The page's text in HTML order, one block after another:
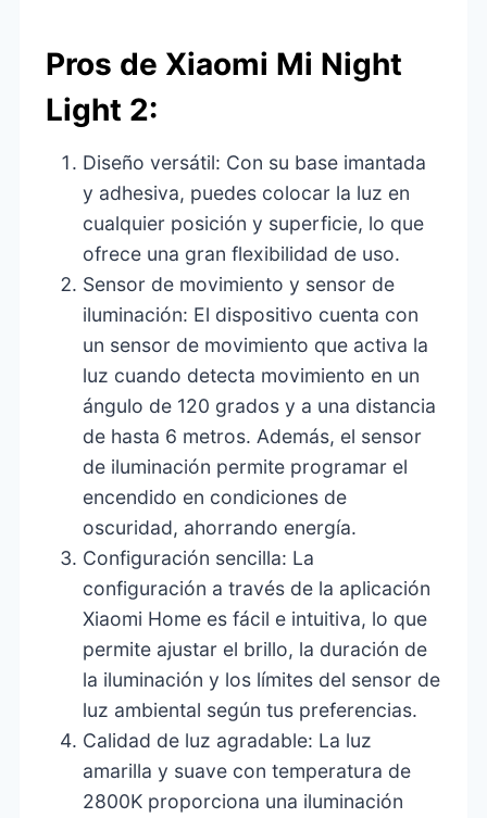
Pros de Xiaomi Mi Night
Light 2:
Diseño versátil: Con su base imantada
y adhesiva, puedes colocar la luz en
cualquier posición y superficie, lo que
ofrece una gran flexibilidad de uso.
Sensor de movimiento y sensor de
iluminación: El dispositivo cuenta con
un sensor de movimiento que activa la
luz cuando detecta movimiento en un
ángulo de 120 grados y a una distancia
de hasta 6 metros. Además, el sensor
de iluminación permite programar el
encendido en condiciones de
oscuridad, ahorrando energía.
Configuración sencilla: La
configuración a través de la aplicación
Xiaomi Home es fácil e intuitiva, lo que
permite ajustar el brillo, la duración de
la iluminación y los límites del sensor de
luz ambiental según tus preferencias.
Calidad de luz agradable: La luz
amarilla y suave con temperatura de
2800K proporciona una iluminación